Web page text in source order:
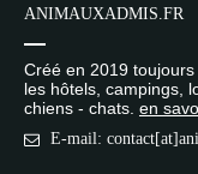
ANIMAUXADMIS.FR
Créé en 2019
les hôtels, campings,
chiens - chats. en
E-mail: